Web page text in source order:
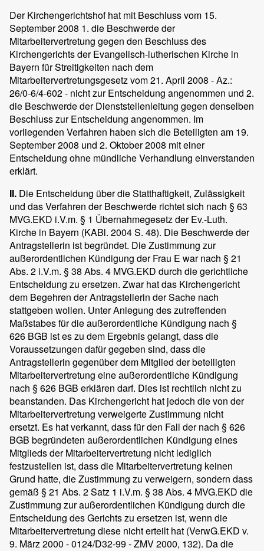
Der Kirchengerichtshof hat mit Beschluss vom 15.
September 2008 1. die Beschwerde der
Mitarbeitervertretung gegen den Beschluss des
Kirchengerichts der Evangelisch-lutherischen Kirche in
Bayern für Streitigkeiten nach dem
Mitarbeitervertretungsgesetz vom 21. April 2008 - Az.:
26/0-6/4-602 - nicht zur Entscheidung angenommen und 2.
die Beschwerde der Dienststellenleitung gegen denselben
Beschluss zur Entscheidung angenommen. Im
vorliegenden Verfahren haben sich die Beteiligten am 19.
September 2008 und 2. Oktober 2008 mit einer
Entscheidung ohne mündliche Verhandlung einverstanden
erklärt.
II. Die Entscheidung über die Statthaftigkeit, Zulässigkeit
und das Verfahren der Beschwerde richtet sich nach § 63
MVG.EKD i.V.m. § 1 Übernahmegesetz der Ev.-Luth.
Kirche in Bayern (KABl. 2004 S. 48). Die Beschwerde der
Antragstellerin ist begründet. Die Zustimmung zur
außerordentlichen Kündigung der Frau E war nach § 21
Abs. 2 i.V.m. § 38 Abs. 4 MVG.EKD durch die gerichtliche
Entscheidung zu ersetzen. Zwar hat das Kirchengericht
dem Begehren der Antragstellerin der Sache nach
stattgeben wollen. Unter Anlegung des zutreffenden
Maßstabes für die außerordentliche Kündigung nach §
626 BGB ist es zu dem Ergebnis gelangt, dass die
Voraussetzungen dafür gegeben sind, dass die
Antragstellerin gegenüber dem Mitglied der beteiligten
Mitarbeitervertretung eine außerordentliche Kündigung
nach § 626 BGB erklären darf. Dies ist rechtlich nicht zu
beanstanden. Das Kirchengericht hat jedoch die von der
Mitarbeitervertretung verweigerte Zustimmung nicht
ersetzt. Es hat verkannt, dass für den Fall der nach § 626
BGB begründeten außerordentlichen Kündigung eines
Mitglieds der Mitarbeitervertretung nicht lediglich
festzustellen ist, dass die Mitarbeitervertretung keinen
Grund hatte, die Zustimmung zu verweigern, sondern dass
gemäß § 21 Abs. 2 Satz 1 i.V.m. § 38 Abs. 4 MVG.EKD die
Zustimmung zur außerordentlichen Kündigung durch die
Entscheidung des Gerichts zu ersetzen ist, wenn die
Mitarbeitervertretung diese nicht erteilt hat (VerwG.EKD v.
9. März 2000 - 0124/D32-99 - ZMV 2000, 132). Da die